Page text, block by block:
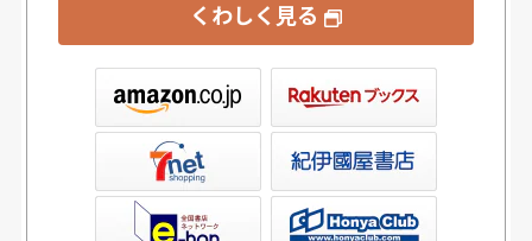
くわしく見る
書店ウェブストア